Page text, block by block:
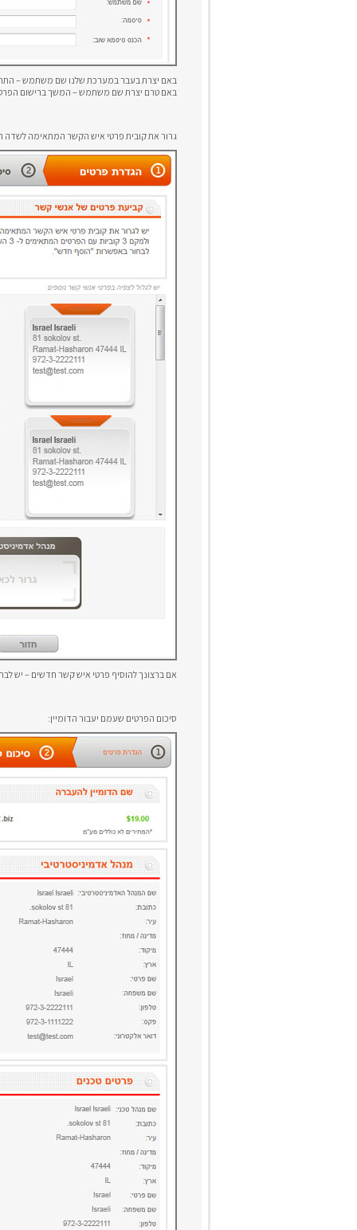
באם יצרת בעבר במערכת שלנו שם משתמש –
באם טרם יצרת שם משתמש – המשך ברישום
גרור את קובית פרטי איש הקשר המתאימה
אם ברצונך להוסיף פרטי איש קשר חדשים – יש
סיכום הפרטים שעמם יעבור הדומיין: